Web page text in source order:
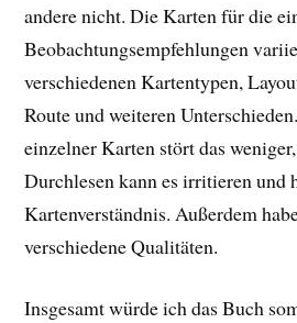
andere nicht. Die Karten für die
Beobachtungsempfehlungen
verschiedenen Kartentypen,
Route und weiteren
einzelner Karten stört das
Durchlesen kann es irritieren und
Kartenverständnis. Außerdem
verschiedene Qualitäten.
Insgesamt würde ich das Buch